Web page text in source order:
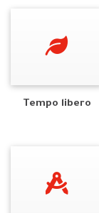
Tempo libero